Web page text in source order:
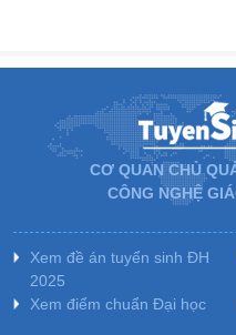
CƠ QUAN CHỦ
CÔNG NGHỆ
Xem đề án tuyển sinh ĐH
2025
Xem điểm chuẩn Đại học